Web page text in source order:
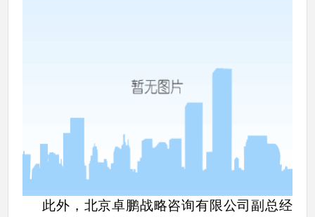
此外，北京卓鹏战略咨询有限公司副总经